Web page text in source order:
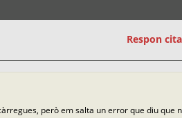
Respon
però em salta un error que diu que